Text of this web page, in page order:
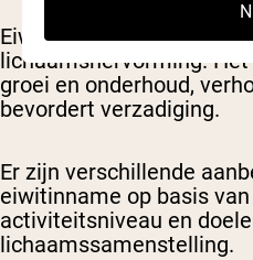
Eiwit speelt een
lichaamshervorming.
groei en onderhoud,
bevordert verzadiging.
Er zijn verschillende
eiwitinname op basis
activiteitsniveau en
lichaamssamenstelling.